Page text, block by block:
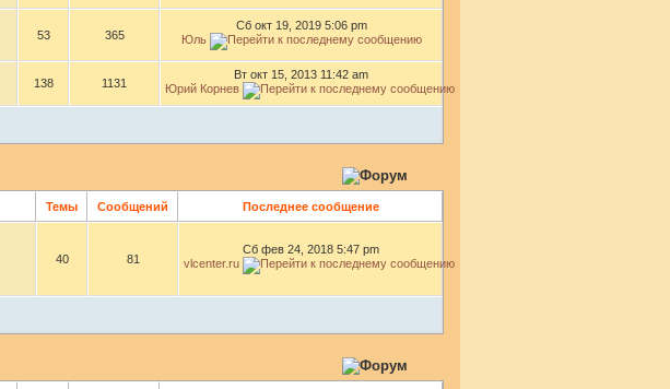
53 365
Сб окт 19, 2019 5:06 pm
Юль
138 1131
Вт окт 15, 2013 11:42 am
Юрий Корнев
Темы Сообщений Последнее сообщение
40 81
Сб фев 24, 2018 5:47 pm
vlcenter.ru